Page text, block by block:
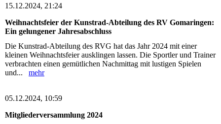
15.12.2024, 21:24
Weihnachtsfeier der Kunstrad-Abteilung des RV Gomaringen:
Ein gelungener Jahresabschluss
Die Kunstrad-Abteilung des RVG hat das Jahr 2024 mit einer
kleinen Weihnachtsfeier ausklingen lassen. Die Sportler und Trainer
verbrachten einen gemütlichen Nachmittag mit lustigen Spielen
und... mehr
05.12.2024, 10:59
Mitgliederversammlung 2024